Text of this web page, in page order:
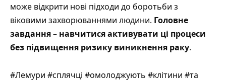
може відкрити нові підходи до боротьби з
віковими захворюваннями людини. Головне
завдання – навчитися активувати ці процеси
без підвищення ризику виникнення раку.
#Лемури #сплячці #омолоджують #клітини #та